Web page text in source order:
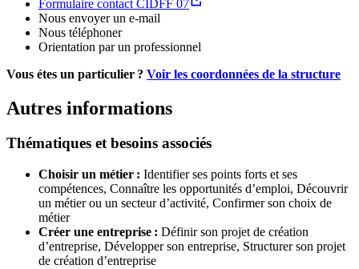
Formulaire contact CIDFF 07
Nous envoyer un e-mail
Nous téléphoner
Orientation par un professionnel
Vous étes un particulier ? Voir les coordonnées de la structure
Autres informations
Thématiques et besoins associés
Choisir un métier : Identifier ses points forts et ses
compétences, Connaître les opportunités d’emploi, Découvrir
un métier ou un secteur d’activité, Confirmer son choix de
métier
Créer une entreprise : Définir son projet de création
d’entreprise, Développer son entreprise, Structurer son projet
de création d’entreprise